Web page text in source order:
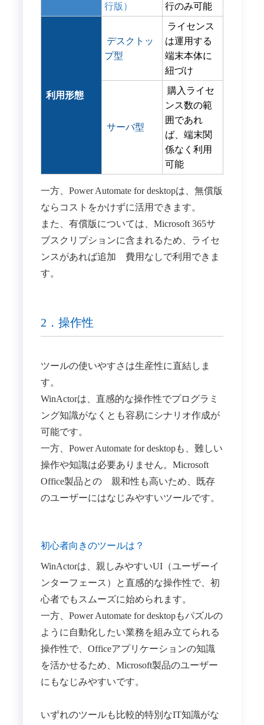
行版）
行のみ可能
利用形態
デスクトッ
プ型
ライセンス
は運用する
端末本体に
紐づけ
サーバ型
購入ライセ
ンス数の範
囲であれ
ば、端末関
係なく利用
可能
一方、Power Automate for desktopは、無償版
ならコストをかけずに活用できます。
また、有償版については、Microsoft 365サ
ブスクリプションに含まれるため、ライセ
ンスがあれば追加 費用なしで利用できま
す。
2．操作性
ツールの使いやすさは生産性に直結しま
す。
WinActorは、直感的な操作性でプログラミ
ング知識がなくとも容易にシナリオ作成が
可能です。
一方、Power Automate for desktopも、難しい
操作や知識は必要ありません。Microsoft
Office製品との 親和性も高いため、既存
のユーザーにはなじみやすいツールです。
初心者向きのツールは？
WinActorは、親しみやすいUI（ユーザーイ
ンターフェース）と直感的な操作性で、初
心者でもスムーズに始められます。
一方、Power Automate for desktopもパズルの
ように自動化したい業務を組み立てられる
操作性で、Officeアプリケーションの知識
を活かせるため、Microsoft製品のユーザー
にもなじみやすいです。
いずれのツールも比較的特別なIT知識がな